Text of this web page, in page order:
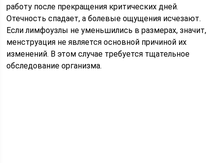
работу после прекращения критических дней.
Отечность спадает, а болевые ощущения исчезают.
Если лимфоузлы не уменьшились в размерах, значит,
менструация не является основной причиной их
изменений. В этом случае требуется тщательное
обследование организма.